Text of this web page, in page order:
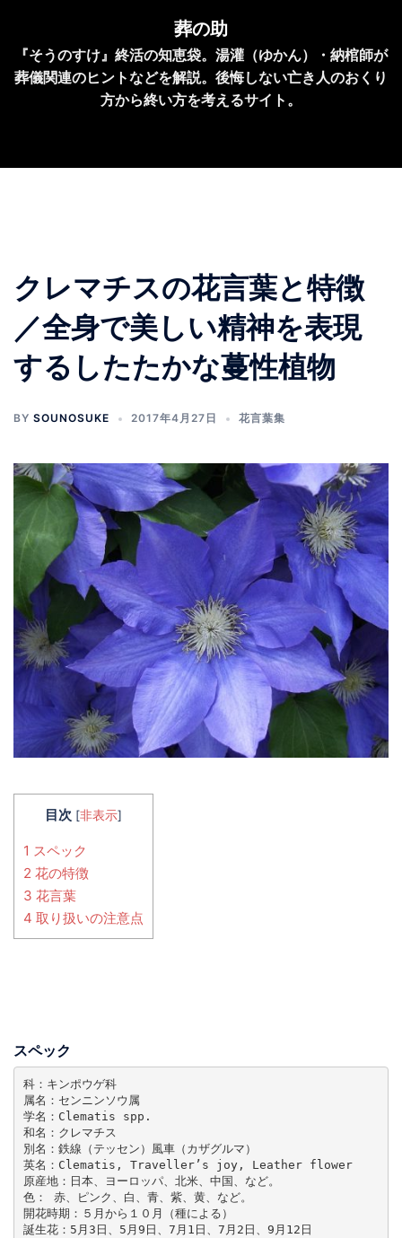
葬の助
『そうのすけ』終活の知恵袋。湯灌（ゆかん）・納棺師が
葬儀関連のヒントなどを解説。後悔しない亡き人のおくり
方から終い方を考えるサイト。
クレマチスの花言葉と特徴
／全身で美しい精神を表現
するしたたかな蔓性植物
BY SOUNOSUKE 2017年4月27日 花言葉集
目次 [非表示]
1 スペック
2 花の特徴
3 花言葉
4 取り扱いの注意点
スペック
科：キンポウゲ科
属名：センニンソウ属
学名：Clematis spp.
和名：クレマチス
別名：鉄線（テッセン）風車（カザグルマ）
英名：Clematis, Traveller’s joy, Leather flower
原産地：日本、ヨーロッパ、北米、中国、など。
色： 赤、ピンク、白、青、紫、黄、など。
開花時期：５月から１０月（種による）
誕生花：5月3日、5月9日、7月1日、7月2日、9月12日